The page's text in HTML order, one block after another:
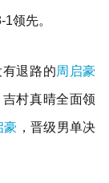
领先。
退路的周启豪
村真晴全面领
豪 ，晋级男单决